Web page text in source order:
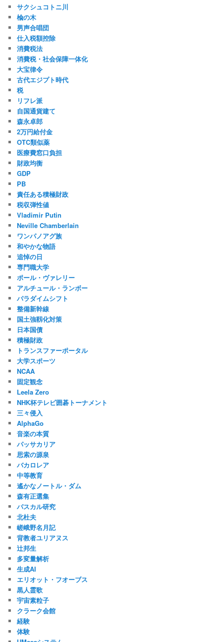
サクシュコトニ川
楡の木
男声合唱団
仕入税額控除
消費税法
消費税・社会保障一体化
大宝律令
古代エジプト時代
税
リフレ派
自国通貨建て
森永卓郎
2万円給付金
OTC類似薬
医療費窓口負担
財政均衡
GDP
PB
責任ある積極財政
税収弾性値
Vladimir Putin
Neville Chamberlain
ワンパノアグ族
和やかな物語
追悼の日
専門職大学
ポール・ヴァレリー
アルチュール・ランボー
パラダイムシフト
整備新幹線
国土強靱化対策
日本国債
積極財政
トランスファーポータル
大学スポーツ
NCAA
固定観念
Leela Zero
NHK杯テレビ囲碁トーナメント
三々侵入
AlphaGo
音楽の本質
パッサカリア
思索の源泉
バカロレア
中等教育
遙かなノートル・ダム
森有正選集
パスカル研究
北杜夫
嵯峨野名月記
背教者ユリアヌス
辻邦生
多変量解析
生成AI
エリオット・フオーブス
黒人霊歌
宇宙素粒子
クラーク会館
経験
体験